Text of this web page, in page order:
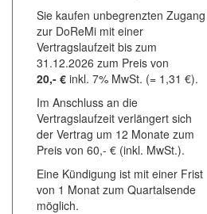
Sie kaufen unbegrenzten Zugang
zur DoReMi mit einer
Vertragslaufzeit bis zum
31.12.2026 zum Preis von
20,- € inkl. 7% MwSt. (= 1,31 €).
Im Anschluss an die
Vertragslaufzeit verlängert sich
der Vertrag um 12 Monate zum
Preis von 60,- € (inkl. MwSt.).
Eine Kündigung ist mit einer Frist
von 1 Monat zum Quartalsende
möglich.